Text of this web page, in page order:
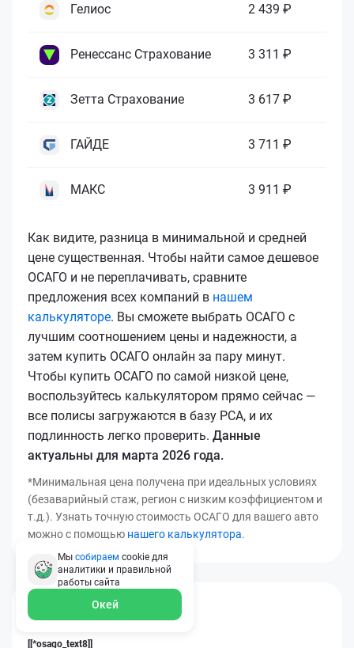
Гелиос 2 439 ₽
Ренессанс Страхование 3 311 ₽
Зетта Страхование 3 617 ₽
ГАЙДЕ 3 711 ₽
МАКС 3 911 ₽
Как видите, разница в минимальной и средней
цене существенная. Чтобы найти самое дешевое
ОСАГО и не переплачивать, сравните
предложения всех компаний в нашем
калькуляторе. Вы сможете выбрать ОСАГО с
лучшим соотношением цены и надежности, а
затем купить ОСАГО онлайн за пару минут.
Чтобы купить ОСАГО по самой низкой цене,
воспользуйтесь калькулятором прямо сейчас —
все полисы загружаются в базу РСА, и их
подлинность легко проверить. Данные
актуальны для марта 2026 года.
*Минимальная цена получена при идеальных условиях
(безаварийный стаж, регион с низким коэффициентом и
т.д.). Узнать точную стоимость ОСАГО для вашего авто
можно с помощью нашего калькулятора.
[[*osago_title14]]
[[*osago_text8]]
Мы собираем cookie для
аналитики и правильной
работы сайта
Окей